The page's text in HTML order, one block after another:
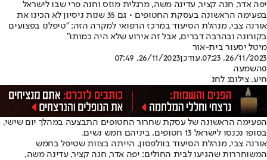
יפה אדר, חנה קציר, עדינה משה, מרגלית מוזס וחנה פרי שבו לישראל
בפעימה הראשונה בעסקת החטופים • גם 35 שנות ניסיון לא הכינו את
אורנה צבי, מנהלת הסיעוד במרכז הרפואי למקרה הזה: "טיפלנו בפצועים
בקורונה ובהרבה דברים, אבל זה אירוע שלא היה כמותו"
מיטל יסעור בית-אור
26/11/2023, 07:23
,עודכן26/11/2023, 07:49
0השמעה
חיע. צילום: לחנ
הפעימה הראשונה של עסקת שחרור החטופים התבצעה במהלך יום שישי,
בסופו נכנסו לישראל 13 חטופים, ביניהם חמש נשים.
אורנה צבי, מנהלת הסיעוד בוולפסון, הייתה בצוות שטיפל בחמש
המשוחררות שהגיעו לבית החולים: יפה אדר, חנה קציר, עדינה משה,